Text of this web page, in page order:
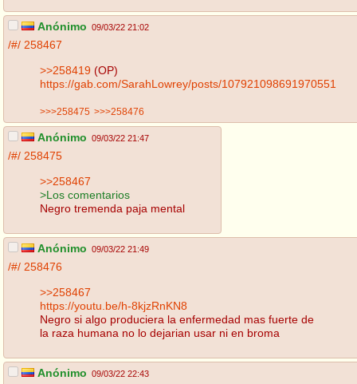
Anónimo 09/03/22 21:02
/#/ 258467
>>258419 (OP)
https://gab.com/SarahLowrey/posts/107921098691970551
>>>258475 >>>258476
Anónimo 09/03/22 21:47
/#/ 258475
>>258467
>Los comentarios
Negro tremenda paja mental
Anónimo 09/03/22 21:49
/#/ 258476
>>258467
https://youtu.be/h-8kjzRnKN8
Negro si algo produciera la enfermedad mas fuerte de
la raza humana no lo dejarian usar ni en broma
Anónimo 09/03/22 22:43